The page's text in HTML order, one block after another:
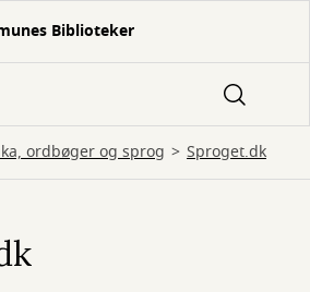
Biblioteker
ordbøger og sprog Sproget.dk